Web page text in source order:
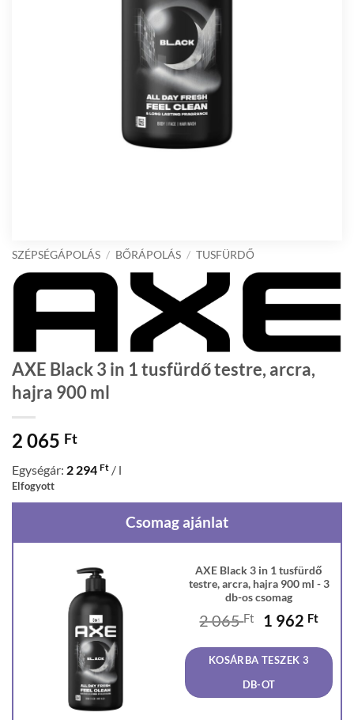
SZÉPSÉGÁPOLÁS / BŐRÁPOLÁS / TUSFÜRDŐ
AXE Black 3 in 1 tusfürdő testre, arcra,
hajra 900 ml
2 065 Ft
Egységár: 2 294 Ft / l
Elfogyott
Csomag ajánlat
AXE Black 3 in 1 tusfürdő
testre, arcra, hajra 900 ml - 3
db-os csomag
2 065Ft
Original
was:
2
065 Ft.
1 962 Ft
is:
962
KOSÁRBA TESZEK 3
DB-OT